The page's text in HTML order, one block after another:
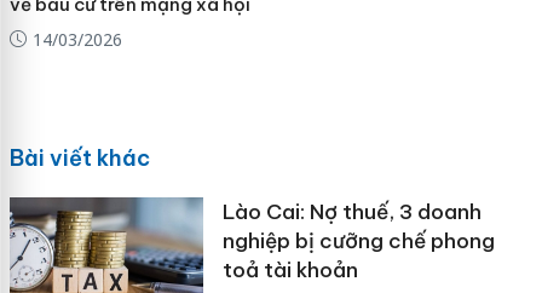
14/03/2026
Bài viết khác
Lào Cai: Nợ thuế, 3 doanh
nghiệp bị cưỡng chế phong
toả tài khoản